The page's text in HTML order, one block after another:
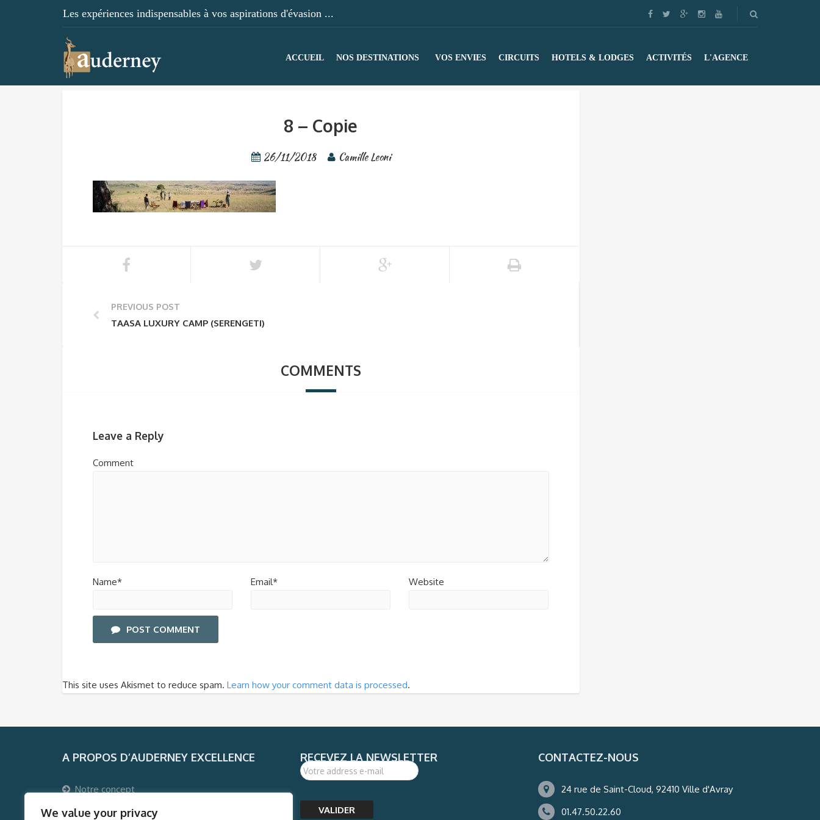
We value your privacy
Les expériences indispensables à vos aspirations d'évasion ...
ACCUEIL NOS DESTINATIONS VOS ENVIES CIRCUITS HOTELS & LODGES ACTIVITÉS L'AGENCE
8 – Copie
26/11/2018 Camille Leoni
PREVIOUS POST
TAASA LUXURY CAMP (SERENGETI)
COMMENTS
Leave a Reply
Comment
Name* Email* Website
POST COMMENT
This site uses Akismet to reduce spam. Learn how your comment data is processed.
A PROPOS D’AUDERNEY EXCELLENCE
Notre concept
Pourquoi voyager avec Auderney Excellence ?
RECEVEZ LA NEWSLETTER CONTACTEZ-NOUS
24 rue de Saint-Cloud, 92410 Ville d'Avray
01.47.50.22.60